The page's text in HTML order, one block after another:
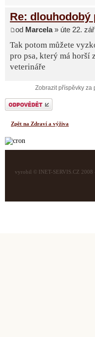
Re: dlouhodobý
od Marcela» úte 22.
Tak potom můžete
pro psa, který má horší
veterináře
Zobrazit příspěvky za
Odeslat odpověď
Zpět na Zdraví a výživa
vyrobil © INET-SERVIS.CZ 2008